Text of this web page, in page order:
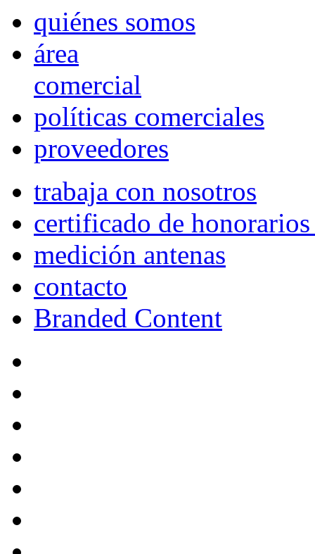
quiénes somos
área
comercial
políticas comerciales
proveedores
trabaja con nosotros
certificado de
medición antenas
contacto
Branded Content